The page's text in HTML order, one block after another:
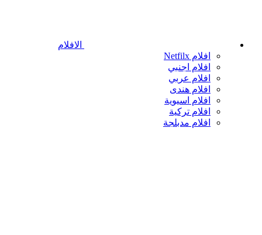
الافلام
افلام Netfilx
افلام اجنبي
افلام عربي
افلام هندى
افلام اسيوية
افلام تركية
افلام مدبلجة